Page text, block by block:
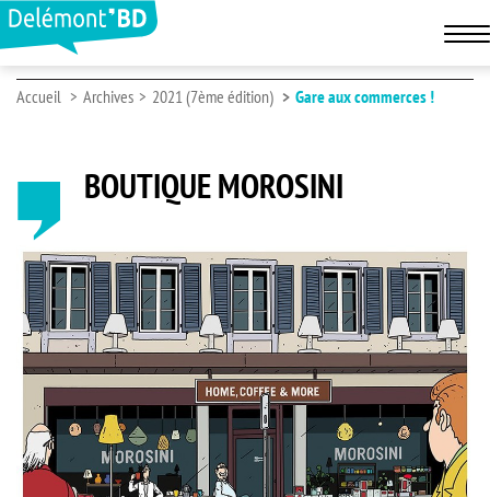
Accueil Archives 2021 (7ème édition) Gare aux commerces !
BOUTIQUE MOROSINI